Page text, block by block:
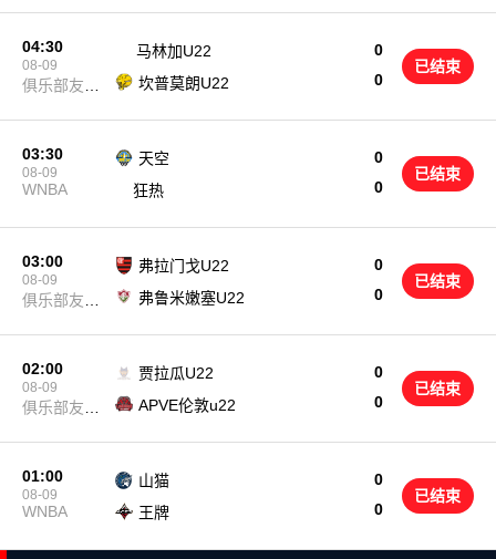
04:30
08-09
俱乐部友谊
马林加U22
0
0
坎普莫朗U22
已结束
03:30
08-09
WNBA
天空
0
0
狂热
已结束
03:00
08-09
俱乐部友谊
弗拉门戈U22
0
0
弗鲁米嫩塞U22
已结束
02:00
08-09
俱乐部友谊
贾拉瓜U22
0
0
APVE伦敦u22
已结束
01:00
08-09
WNBA
山猫
0
0
王牌
已结束